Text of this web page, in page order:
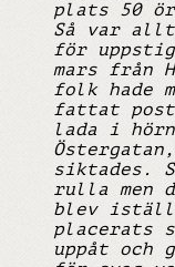
plats 50
Så var
för
mars från
folk hade
fattat
lada i
siktades.
rulla men
blev
placerats
uppåt och